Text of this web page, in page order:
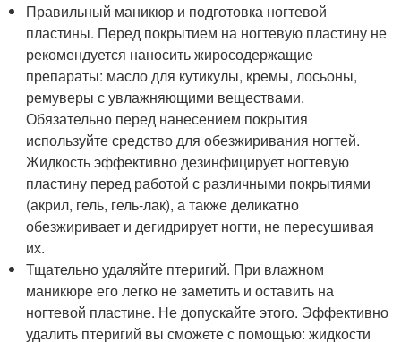
Правильный маникюр и подготовка ногтевой
пластины. Перед покрытием на ногтевую пластину не
рекомендуется наносить жиросодержащие
препараты: масло для кутикулы, кремы, лосьоны,
ремуверы с увлажняющими веществами.
Обязательно перед нанесением покрытия
используйте средство для обезжиривания ногтей.
Жидкость эффективно дезинфицирует ногтевую
пластину перед работой с различными покрытиями
(акрил, гель, гель-лак), а также деликатно
обезжиривает и дегидрирует ногти, не пересушивая
их.
Тщательно удаляйте птеригий. При влажном
маникюре его легко не заметить и оставить на
ногтевой пластине. Не допускайте этого. Эффективно
удалить птеригий вы сможете с помощью: жидкости